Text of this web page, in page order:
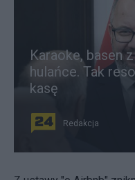
Karaoke, basen
hulańce. Tak
kasę
Redakcja